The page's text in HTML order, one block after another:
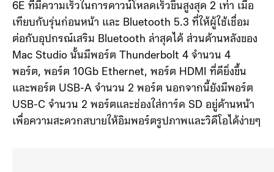
6E ที่มีความเร็วในการดาวน์โหลดเร็วขึ้นสูงสุด 2 เท่า เมื่อ
เทียบกับรุ่นก่อนหน้า และ Bluetooth 5.3 ที่ให้ผู้ใช้เชื่อม
ต่อกับอุปกรณ์เสริม Bluetooth ล่าสุดได้ ส่วนด้านหลังของ
Mac Studio นั้นมีพอร์ต Thunderbolt 4 จำนวน 4
พอร์ต, พอร์ต 10Gb Ethernet, พอร์ต HDMI ที่ดียิ่งขึ้น
และพอร์ต USB-A จำนวน 2 พอร์ต นอกจากนี้ยังมีพอร์ต
USB-C จำนวน 2 พอร์ตและช่องใส่การ์ด SD อยู่ด้านหน้า
เพื่อความสะดวกสบายให้อิมพอร์ตรูปภาพและวิดีโอได้ง่ายๆ